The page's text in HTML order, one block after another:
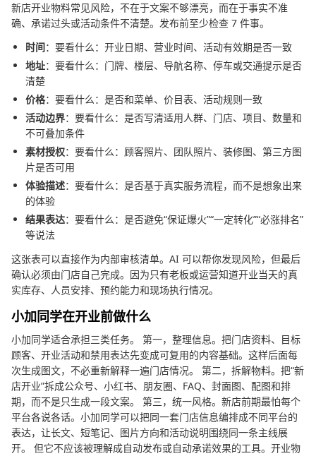
新店开业物料常见风险，不在于文案不够漂亮，而在于事实不准
确、承诺过头或活动条件不清楚。发布前至少检查 7 件事。
时间：要看什么：开业日期、营业时间、活动有效期是否一致
地址：要看什么：门牌、楼层、导航名称、停车或交通提示是否
清楚
价格：要看什么：是否和菜单、价目表、活动规则一致
活动边界：要看什么：是否写清适用人群、门店、项目、数量和
不可叠加条件
素材授权：要看什么：顾客照片、团队照片、装修图、第三方图
片是否可用
体验描述：要看什么：是否基于真实服务流程，而不是想象出来
的体验
结果表达：要看什么：是否避免“保证爆火”“一定转化”“必涨排名”
等说法
这张表可以直接作为内部审核清单。AI 可以帮你发现风险，但最后
确认必须由门店自己完成。因为只有老板或运营知道开业当天的真
实库存、人员安排、预约能力和现场执行情况。
小加同学在开业前做什么
小加同学适合承担三类任务。 第一，整理信息。把门店资料、目标
顾客、开业活动和禁用表达先变成可复用的内容基础。这样后面每
次生成图文，不必重新解释一遍门店情况。 第二，拆解物料。把“新
店开业”拆成公众号、小红书、朋友圈、FAQ、封面图、配图和排
期，而不是只生成一段文案。 第三，统一风格。新店前期最怕每个
平台各说各话。小加同学可以把同一套门店信息编排成不同平台的
表达，让长文、短笔记、图片方向和活动说明围绕同一条主线展
开。 但它不应该被理解成自动发布或自动承诺效果的工具。开业物